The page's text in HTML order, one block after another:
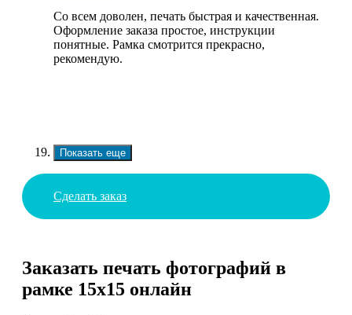
Со всем доволен, печать быстрая и качественная.
Оформление заказа простое, инструкции
понятные. Рамка смотрится прекрасно,
рекомендую.
Показать еще
Сделать заказ
Заказать печать фотографий в
рамке 15х15 онлайн